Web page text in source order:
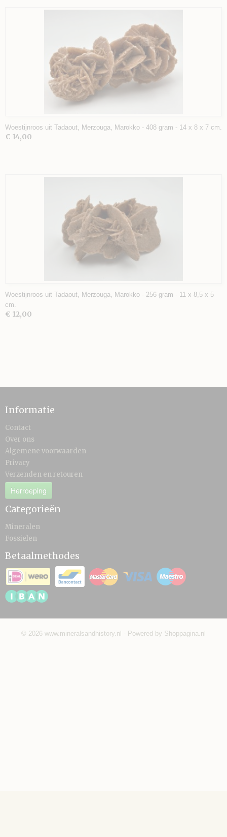
Woestijnroos uit Tadaout, Merzouga, Marokko - 408 gram - 14 x 8 x 7 cm.
€ 14,00
Woestijnroos uit Tadaout, Merzouga, Marokko - 256 gram - 11 x 8,5 x 5
cm.
€ 12,00
Informatie
Contact
Over ons
Algemene voorwaarden
Privacy
Verzenden en retouren
Herroeping
Categorieën
Mineralen
Fossielen
Betaalmethodes
© 2026 www.mineralsandhistory.nl - Powered by Shoppagina.nl